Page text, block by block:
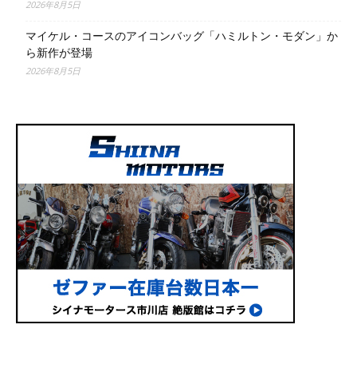
2026年8月5日
マイケル・コースのアイコンバッグ「ハミルトン・モダン」か
ら新作が登場
2026年8月5日